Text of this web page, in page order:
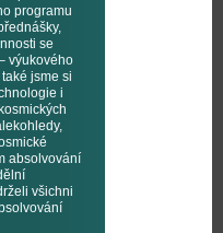
programu
se
výukového
jsme si
i
absolvování
všichni